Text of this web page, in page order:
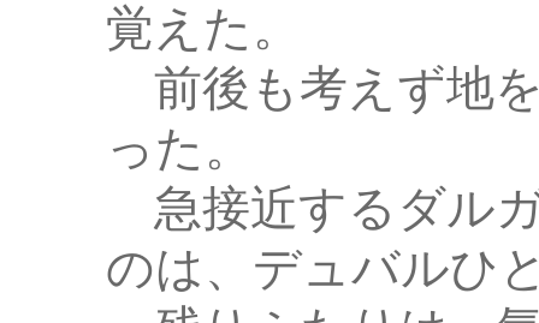
覚えた。
前後も考えず地
った。
急接近するダル
のは、デュバルひ